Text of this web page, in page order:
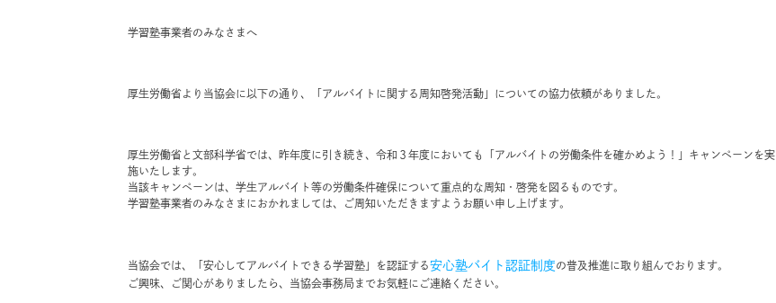
学習塾事業者のみなさまへ
厚生労働省より当協会に以下の通り、「アルバイトに関する周知啓発活動」についての協力依頼がありました。
厚生労働省と文部科学省では、昨年度に引き続き、令和３年度においても「アルバイトの労働条件を確かめよう！」キャンペーンを実
施いたします。
当該キャンペーンは、学生アルバイト等の労働条件確保について重点的な周知・啓発を図るものです。
学習塾事業者のみなさまにおかれましては、ご周知いただきますようお願い申し上げます。
当協会では、「安心してアルバイトできる学習塾」を認証する安心塾バイト認証制度の普及推進に取り組んでおります。
ご興味、ご関心がありましたら、当協会事務局までお気軽にご連絡ください。